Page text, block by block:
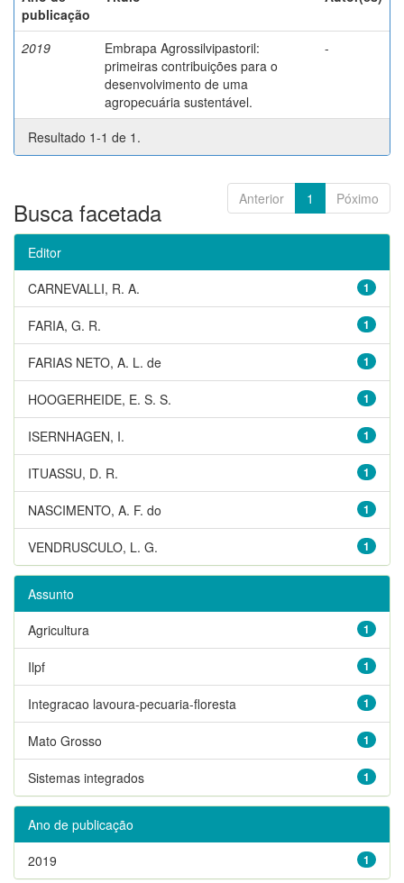
publicação
2019
Embrapa Agrossilvipastoril:
primeiras contribuições para o
desenvolvimento de uma
agropecuária sustentável.
-
Resultado 1-1 de 1.
Anterior 1 Póximo
Busca facetada
Editor
1
CARNEVALLI, R. A.
1
FARIA, G. R.
1
FARIAS NETO, A. L. de
1
HOOGERHEIDE, E. S. S.
1
ISERNHAGEN, I.
1
ITUASSU, D. R.
1
NASCIMENTO, A. F. do
1
VENDRUSCULO, L. G.
Assunto
1
Agricultura
1
Ilpf
1
Integracao lavoura-pecuaria-floresta
1
Mato Grosso
1
Sistemas integrados
Ano de publicação
1
2019